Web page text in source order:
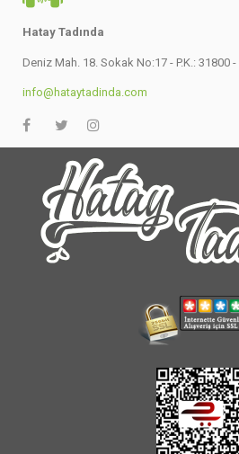
Hatay Tadında
Deniz Mah. 18. Sokak No:17 - P.K.: 31800
info@hataytadinda.com